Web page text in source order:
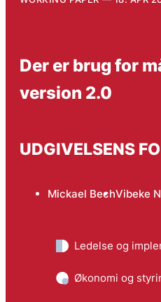
Der er brug for
version 2.0
UDGIVELSENS
Mickael BechVibeke
Ledelse og
Økonomi og